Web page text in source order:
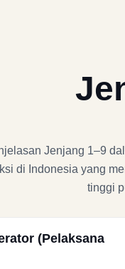
Jenjang 1–9
di Indonesia yang
tinggi
(Pelaksana